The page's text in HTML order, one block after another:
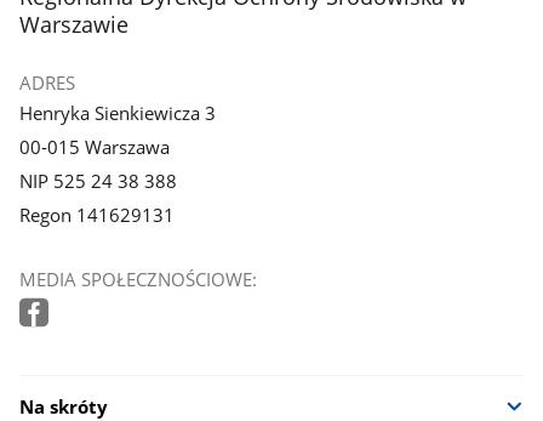
Warszawie
ADRES
Henryka Sienkiewicza 3
00-015 Warszawa
NIP 525 24 38 388
Regon 141629131
MEDIA SPOŁECZNOŚCIOWE:
Na skróty